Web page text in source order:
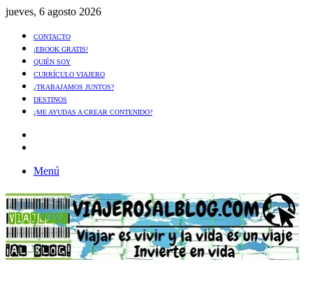
jueves, 6 agosto 2026
CONTACTO
¡EBOOK GRATIS!
QUIÉN SOY
CURRÍCULO VIAJERO
¿TRABAJAMOS JUNTOS?
DESTINOS
¿ME AYUDAS A CREAR CONTENIDO?
Menú